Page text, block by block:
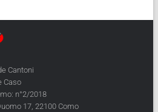
Cantoni
Caso
n°2/2018
17, 22100 Como